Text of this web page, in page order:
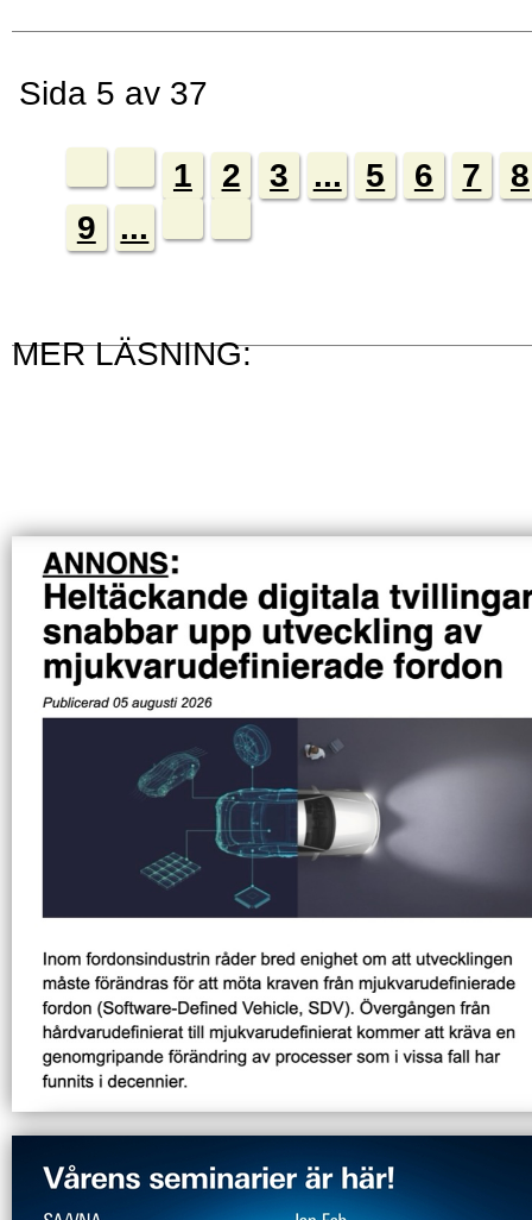
Sida 5 av 37
1 2 3 ... 5 6 7
8
9
...